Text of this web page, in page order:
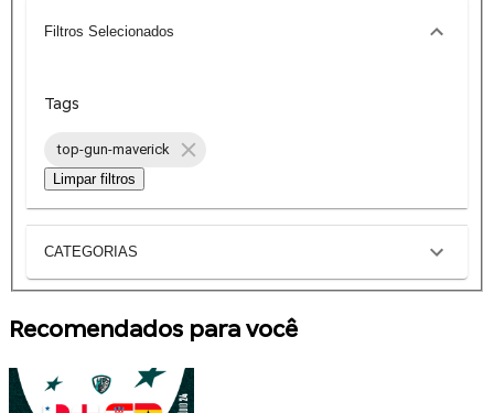
Filtros Selecionados
Tags
top-gun-maverick
Limpar filtros
CATEGORIAS
Recomendados para você